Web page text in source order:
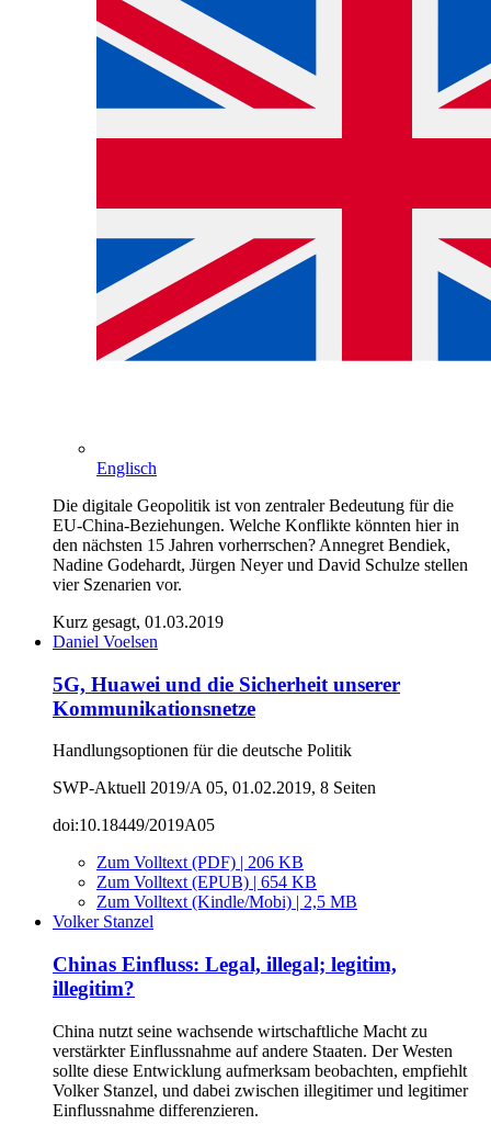
Englisch
Die digitale Geopolitik ist von zentraler Bedeutung für die
EU-China-Beziehungen. Welche Konflikte könnten hier in
den nächsten 15 Jahren vorherrschen? Annegret Bendiek,
Nadine Godehardt, Jürgen Neyer und David Schulze stellen
vier Szenarien vor.
Kurz gesagt, 01.03.2019
Daniel Voelsen
5G, Huawei und die Sicherheit unserer
Kommunikationsnetze
Handlungsoptionen für die deutsche Politik
SWP-Aktuell 2019/A 05, 01.02.2019, 8 Seiten
doi:10.18449/2019A05
Zum Volltext (PDF) | 206 KB
Zum Volltext (EPUB) | 654 KB
Zum Volltext (Kindle/Mobi) | 2,5 MB
Volker Stanzel
Chinas Einfluss: Legal, illegal; legitim,
illegitim?
China nutzt seine wachsende wirtschaftliche Macht zu
verstärkter Einflussnahme auf andere Staaten. Der Westen
sollte diese Entwicklung aufmerksam beobachten, empfiehlt
Volker Stanzel, und dabei zwischen illegitimer und legitimer
Einflussnahme differenzieren.